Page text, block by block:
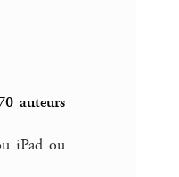
auteurs
iPad ou